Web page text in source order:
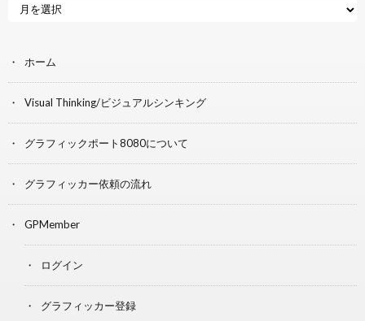
ホーム
Visual Thinking/ビジュアルシンキング
グラフィックポート8080について
グラフィッカー依頼の流れ
GPMember
ログイン
グラフィッカー登録